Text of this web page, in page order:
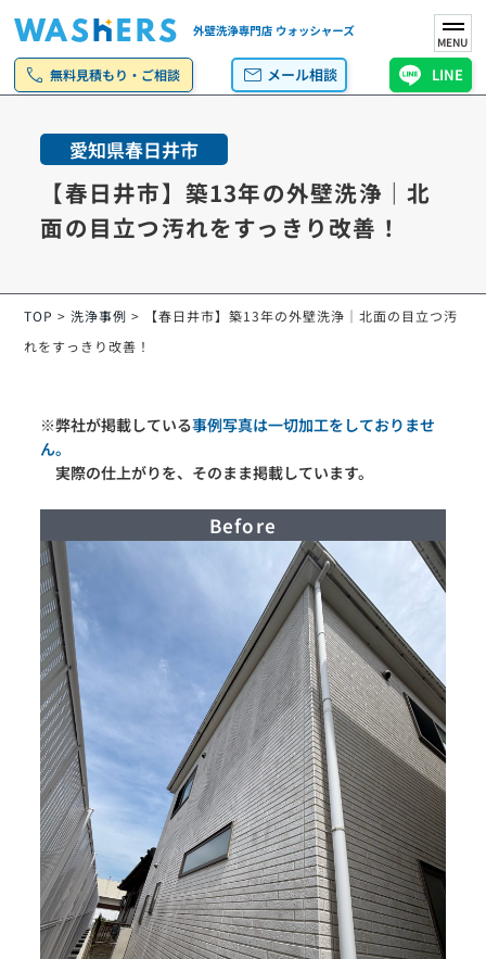
MENU
call 無料見積もり・ご相談 mail メール相談 LINE
愛知県春日井市
【春日井市】築13年の外壁洗浄｜北
面の目立つ汚れをすっきり改善！
TOP >洗浄事例 >
【春日井市】築13年の外壁洗浄｜北面の目立つ汚
れをすっきり改善！
※弊社が掲載している事例写真は一切加工をしておりませ
ん。
実際の仕上がりを、そのまま掲載しています。
Before